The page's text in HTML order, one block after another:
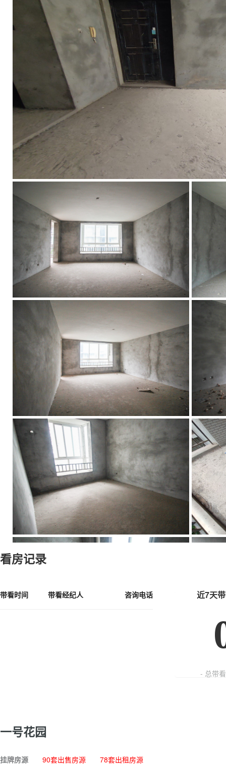
看房记录
带看时间 带看经纪人 咨询电话 近7天
- 总带
一号花园
挂牌房源 90套出售房源 78套出租房源